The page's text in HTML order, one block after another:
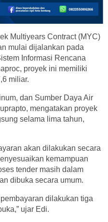
Multiyears Contract (MYC)
mulai dijalankan pada
Informasi Rencana
proyek ini memiliki
miliar.
dan Sumber Daya Air
mengatakan proyek
selama lima tahun,
akan dilakukan secara
kemampuan
tender masih dalam
dibuka secara umum.
dilakukan tiga
ujar Edi.